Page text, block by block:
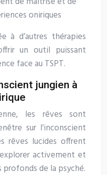
oniriques
à d’autres thérapies
un outil puissant
face au TSPT.
jungien à
les rêves sont
sur l’inconscient
rêves lucides offrent
activement et
de la psyché.